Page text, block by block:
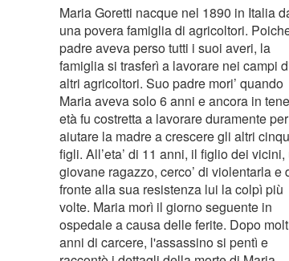
Maria Goretti nacque nel 1890 in Italia
una povera famiglia di agricoltori.
padre aveva perso tutti i suoi averi, la
famiglia si trasferì a lavorare nei campi
altri agricoltori. Suo padre mori’ quando
Maria aveva solo 6 anni e ancora in
età fu costretta a lavorare duramente per
aiutare la madre a crescere gli altri
figli. All’eta’ di 11 anni, il figlio dei vicini,
giovane ragazzo, cerco’ di violentarla e
fronte alla sua resistenza lui la colpì più
volte. Maria morì il giorno seguente in
ospedale a causa delle ferite. Dopo
anni di carcere, l'assassino si pentì e